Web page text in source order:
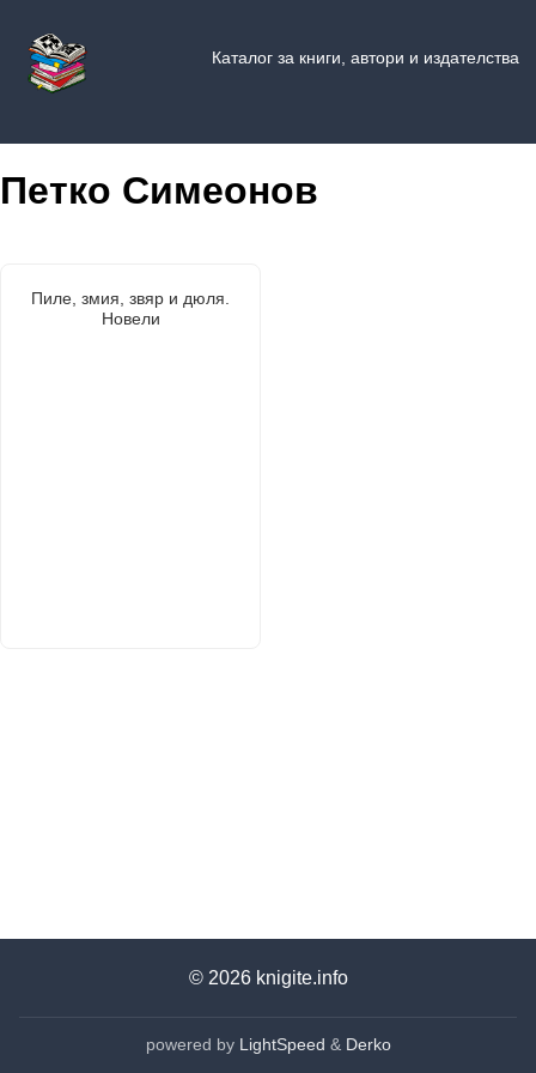
Каталог за книги, автори и издателства
Петко Симеонов
Пиле, змия, звяр и дюля.
Новели
© 2026 knigite.info
powered by LightSpeed & Derko